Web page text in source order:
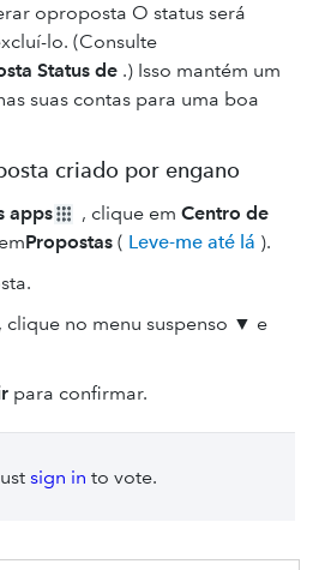
oproposta O status será
lo. (Consulte
Status de .) Isso mantém um
suas contas para uma boa
criado por engano
apps , clique em Centro de
Propostas ( Leve-me até lá ).
, clique no menu suspenso ▼ e
para confirmar.
sign in to vote.